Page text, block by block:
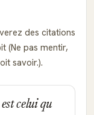
des citations
(Ne pas mentir,
savoir.).
celui qu